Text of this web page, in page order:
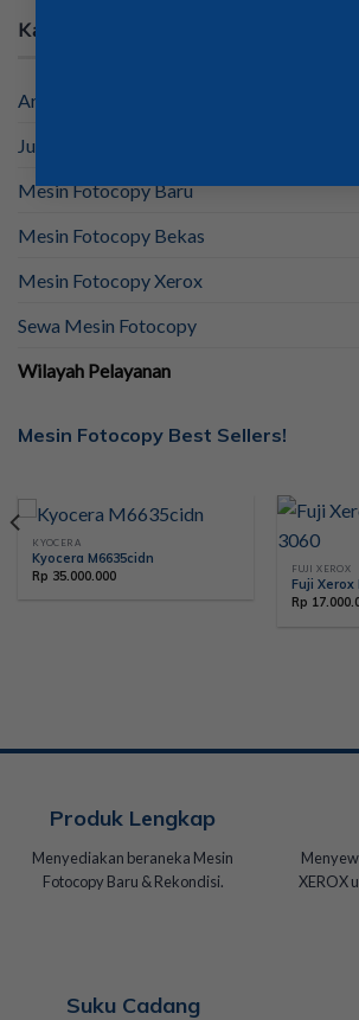
Kategori
Artikel
Jual Mesin Fotocopy
Mesin Fotocopy Baru
Mesin Fotocopy Bekas
Mesin Fotocopy Xerox
Sewa Mesin Fotocopy
Wilayah Pelayanan
Mesin Fotocopy Best Sellers!
KYOCERA
Kyocera M6635cidn
Rp 35.000.000 FUJI XEROX
Fuji Xerox
Rp
Produk Lengkap
Menyediakan beraneka Mesin
Fotocopy Baru & Rekondisi.
XEROX
Suku Cadang